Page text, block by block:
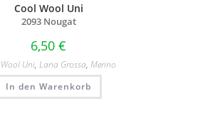
Cool Wool Uni
2093 Nougat
6,50 €
Uni, Lana Grossa, Merino
In den Warenkorb